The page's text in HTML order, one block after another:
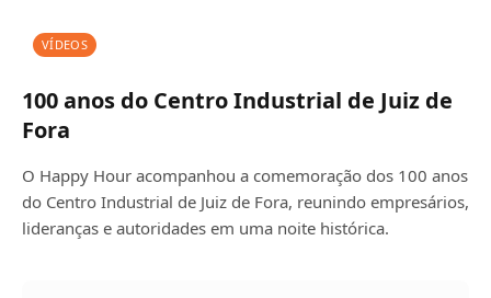
VÍDEOS
100 anos do Centro Industrial de Juiz de
Fora
O Happy Hour acompanhou a comemoração dos 100 anos
do Centro Industrial de Juiz de Fora, reunindo empresários,
lideranças e autoridades em uma noite histórica.